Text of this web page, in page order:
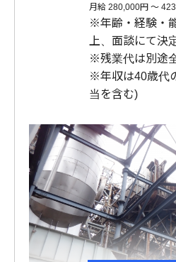
月給 280,000円 〜
※年齢・経験・
上、面談にて決
※残業代は別途
※年収は40歳代
当を含む)